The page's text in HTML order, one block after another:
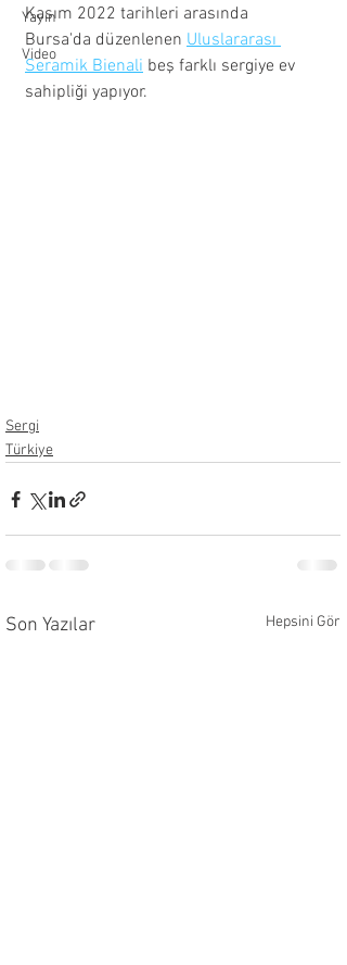
Yayın
Video
Kasım 2022 tarihleri arasında
Bursa'da düzenlenen Uluslararası
Seramik Bienali beş farklı sergiye ev
sahipliği yapıyor.
Sergi
Türkiye
Son Yazılar Hepsini Gör